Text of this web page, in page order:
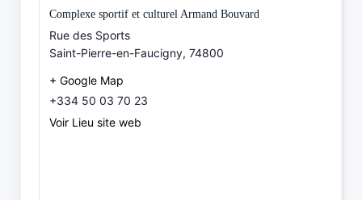
Complexe sportif et culturel Armand Bouvard
Rue des Sports
Saint-Pierre-en-Faucigny, 74800
+ Google Map
+334 50 03 70 23
Voir Lieu site web